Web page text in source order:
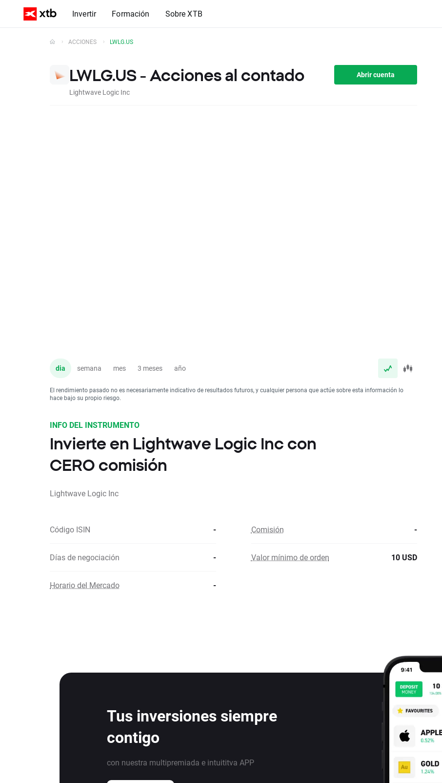
Invertir Formación Sobre XTB
ACCIONES LWLG.US
LWLG.US - Acciones al contado
Lightwave Logic Inc
Abrir cuenta
dia semana mes 3 meses año
El rendimiento pasado no es necesariamente indicativo de resultados futuros, y cualquier persona que actúe sobre esta información lo
hace bajo su propio riesgo.
INFO DEL INSTRUMENTO
Invierte en Lightwave Logic Inc con
CERO comisión
Lightwave Logic Inc
Código ISIN - Comisión -
Días de negociación - Valor mínimo de orden 10 USD
Horario del Mercado -
Tus inversiones siempre
contigo
con nuestra multipremiada e intuititva APP